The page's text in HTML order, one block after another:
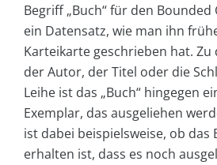
Begriff „Buch“ für den Bounded
ein Datensatz, wie man ihn
Karteikarte geschrieben hat. Zu
der Autor, der Titel oder die
Leihe ist das „Buch“ hingegen
Exemplar, das ausgeliehen
ist dabei beispielsweise, ob das
erhalten ist, dass es noch